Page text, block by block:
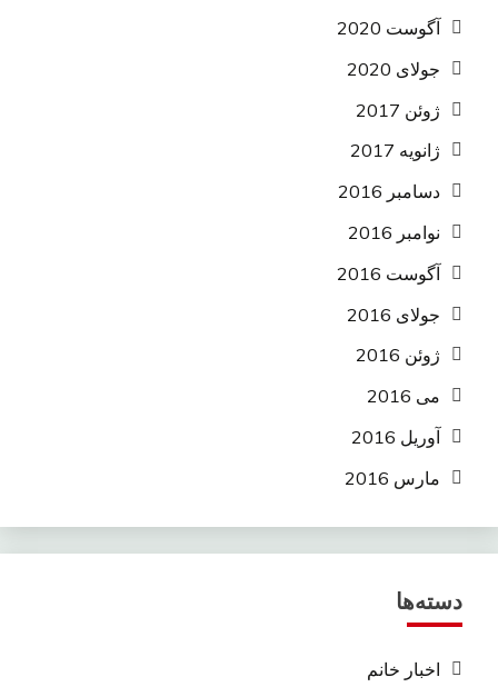
آگوست 2020
جولای 2020
ژوئن 2017
ژانویه 2017
دسامبر 2016
نوامبر 2016
آگوست 2016
جولای 2016
ژوئن 2016
می 2016
آوریل 2016
مارس 2016
دسته‌ها
اخبار خانم